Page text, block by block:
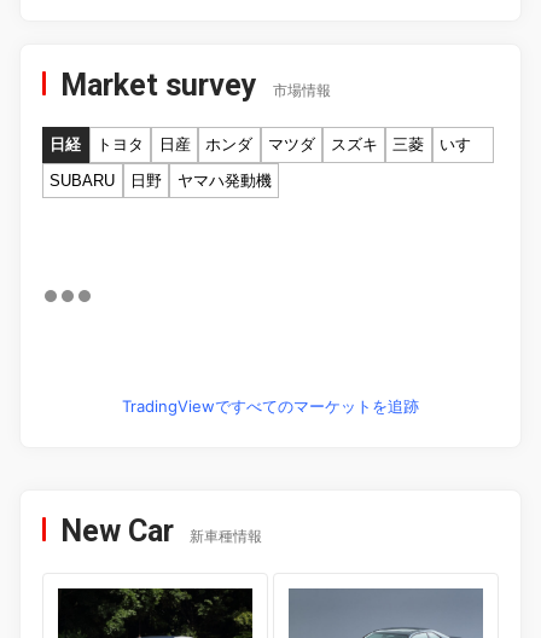
Market survey 市場情報
日経 トヨタ 日産 ホンダ マツダ スズキ 三菱
いすゞ
SUBARU
日野 ヤマハ発動機
TradingViewですべてのマーケットを追跡
New Car 新車種情報